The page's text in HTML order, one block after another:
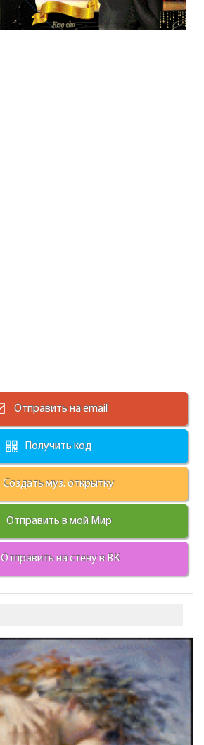
Отправить на email
Получить код
Создать муз. открытку
Отправить в мой Мир
Отправить на стену в ВК